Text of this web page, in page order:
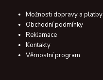
Možnosti dopravy a platby
Obchodní podmínky
Reklamace
Kontakty
Věrnostní program